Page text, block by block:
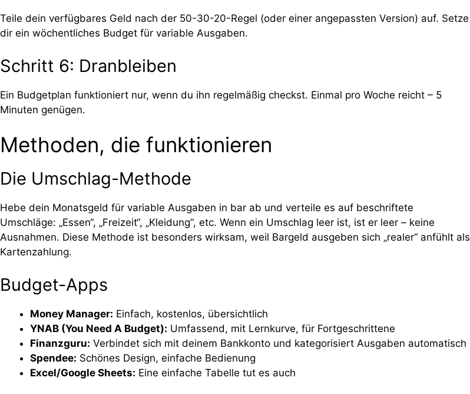
Teile dein verfügbares Geld nach der 50-30-20-Regel (oder einer angepassten Version) auf. Setze
dir ein wöchentliches Budget für variable Ausgaben.
Schritt 6: Dranbleiben
Ein Budgetplan funktioniert nur, wenn du ihn regelmäßig checkst. Einmal pro Woche reicht – 5
Minuten genügen.
Methoden, die funktionieren
Die Umschlag-Methode
Hebe dein Monatsgeld für variable Ausgaben in bar ab und verteile es auf beschriftete
Umschläge: „Essen“, „Freizeit“, „Kleidung“, etc. Wenn ein Umschlag leer ist, ist er leer – keine
Ausnahmen. Diese Methode ist besonders wirksam, weil Bargeld ausgeben sich „realer“ anfühlt als
Kartenzahlung.
Budget-Apps
Money Manager: Einfach, kostenlos, übersichtlich
YNAB (You Need A Budget): Umfassend, mit Lernkurve, für Fortgeschrittene
Finanzguru: Verbindet sich mit deinem Bankkonto und kategorisiert Ausgaben automatisch
Spendee: Schönes Design, einfache Bedienung
Excel/Google Sheets: Eine einfache Tabelle tut es auch